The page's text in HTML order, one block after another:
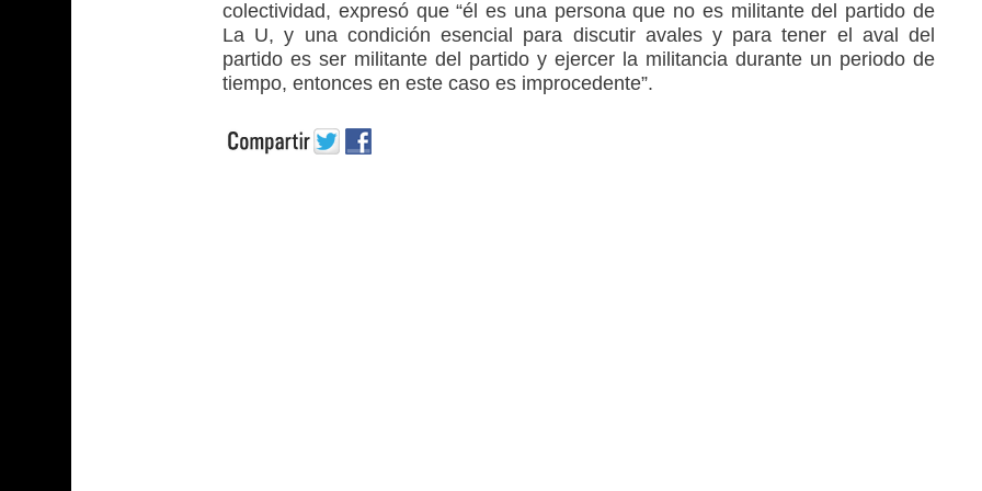
colectividad, expresó que “él es una persona que no es militante del partido de
La U, y una condición esencial para discutir avales y para tener el aval del
partido es ser militante del partido y ejercer la militancia durante un periodo de
tiempo, entonces en este caso es improcedente”.